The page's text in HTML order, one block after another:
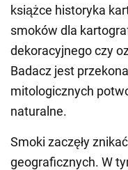
książce historyka
smoków dla
dekoracyjnego czy
Badacz jest
mitologicznych
naturalne.
Smoki zaczęły
geograficznych. W